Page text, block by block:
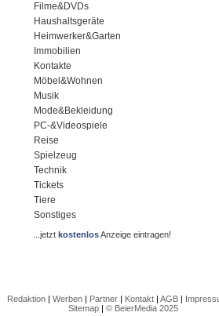
Filme&DVDs
Haushaltsgeräte
Heimwerker&Garten
Immobilien
Kontakte
Möbel&Wohnen
Musik
Mode&Bekleidung
PC-&Videospiele
Reise
Spielzeug
Technik
Tickets
Tiere
Sonstiges
...jetztkostenlosAnzeige eintragen!
Redaktion| Werben| Partner| Kontakt| AGB|
Sitemap| © BeierMedia 2025